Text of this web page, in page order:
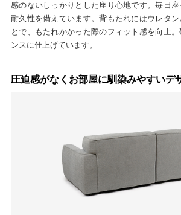
感のないしっかりとした座り心地です。毎日
耐久性を備えています。背もたれにはウレタ
とで、もたれかかった際のフィット感を向上
ンスに仕上げています。
圧迫感がなくお部屋に馴染みやすいデ